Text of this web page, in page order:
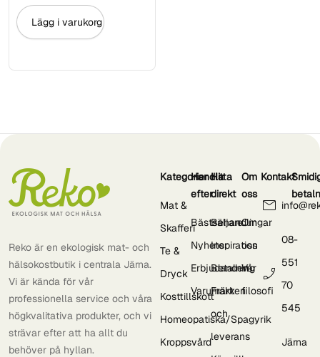
Lägg i varukorg
Reko är en ekologisk mat- och
hälsokostbutik i centrala Järna.
Vi är kända för vår
professionella service och våra
högkvalitativa produkter, och vi
strävar efter att ha allt du
behöver på hyllan.
Kategorier
Mat &
Skafferi
Te &
Dryck
Kosttillskott
Homeopatiska/Spagyrik
Kroppsvård
Handla
efter
Bästsäljare
Nyheter
Erbjudanden
Varumärken
Hitta
direkt
Behandlingar
Inspiration
Betalning
Frakt
och
leverans
Om
oss
Om
oss
Vår
filosofi
Kontakt
08-
551
70
545
Järna